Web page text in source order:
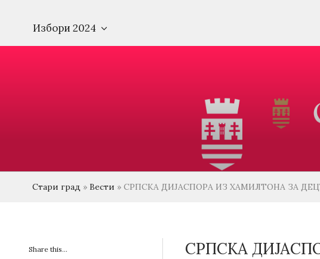
Избори 2024
Стари град » Вести » СРПСКА ДИЈАСПОРA ИЗ ХАМИЛТОНА ЗА
Share this... СРПСКА